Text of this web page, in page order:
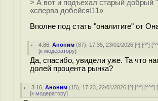
> А вот и подъехал старый добрый
«сперва добейся!11»
Вполне под стать "оналитиге" от
4.86 ,Аноним (87), 17:35, 23/01/2026 [^] [^^] [
[к модератору]
Да, спасибо, увидели уже. Та что
долей процента рынка?
3.16 ,Аноним (15), 17:23, 22/01/2026 [^] [^^] [^^^] [
[к модератору]